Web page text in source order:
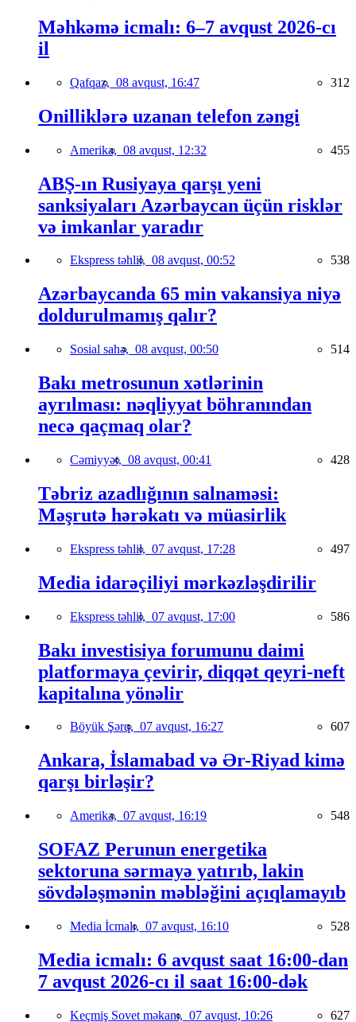
Məhkəmə icmalı: 6–7 avqust 2026-cı
il
Qafqaz, 08 avqust, 16:47 312
Onilliklərə uzanan telefon zəngi
Amerika, 08 avqust, 12:32 455
ABŞ-ın Rusiyaya qarşı yeni
sanksiyaları Azərbaycan üçün risklər
və imkanlar yaradır
Ekspress təhlil, 08 avqust, 00:52 538
Azərbaycanda 65 min vakansiya niyə
doldurulmamış qalır?
Sosial sahə, 08 avqust, 00:50 514
Bakı metrosunun xətlərinin
ayrılması: nəqliyyat böhranından
necə qaçmaq olar?
Cəmiyyət, 08 avqust, 00:41 428
Təbriz azadlığının salnaməsi:
Məşrutə hərəkatı və müasirlik
Ekspress təhlil, 07 avqust, 17:28 497
Media idarəçiliyi mərkəzləşdirilir
Ekspress təhlil, 07 avqust, 17:00 586
Bakı investisiya forumunu daimi
platformaya çevirir, diqqət qeyri-neft
kapitalına yönəlir
Böyük Şərq, 07 avqust, 16:27 607
Ankara, İslamabad və Ər-Riyad kimə
qarşı birləşir?
Amerika, 07 avqust, 16:19 548
SOFAZ Perunun energetika
sektoruna sərmayə yatırıb, lakin
sövdələşmənin məbləğini açıqlamayıb
Media İcmalı, 07 avqust, 16:10 528
Media icmalı: 6 avqust saat 16:00-dan
7 avqust 2026-cı il saat 16:00-dək
Keçmiş Sovet məkanı, 07 avqust, 10:26 627